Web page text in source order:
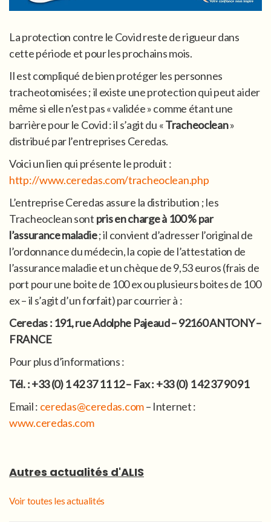
La protection contre le Covid reste de rigueur dans
cette période et pour les prochains mois.
Il est compliqué de bien protéger les personnes
tracheotomisées ; il existe une protection qui peut aider
même si elle n’est pas « validée » comme étant une
barrière pour le Covid : il s’agit du «Tracheoclean»
distribué par l’entreprises Ceredas.
Voici un lien qui présente le produit :
http://www.ceredas.com/tracheoclean.php
L’entreprise Ceredas assure la distribution ; les
Tracheoclean sont pris en charge à 100 % par
l’assurance maladie; il convient d’adresser l’original de
l’ordonnance du médecin, la copie de l’attestation de
l’assurance maladie et un chèque de 9,53 euros (frais de
port pour une boite de 100 ex ou plusieurs boites de 100
ex – il s’agit d’un forfait) par courrier à :
Ceredas : 191, rue Adolphe Pajeaud – 92160 ANTONY –
FRANCE
Pour plus d’informations :
Tél. : +33 (0) 1 42 37 11 12 – Fax : +33 (0) 1 42 37 90 91
Email : ceredas@ceredas.com– Internet :
www.ceredas.com
Autres actualités d'ALIS
Voir toutes les actualités